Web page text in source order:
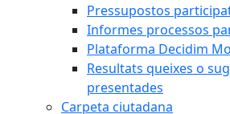
Pressupostos
Informes processos
Plataforma Decidim
Resultats queixes o
presentades
Carpeta ciutadana